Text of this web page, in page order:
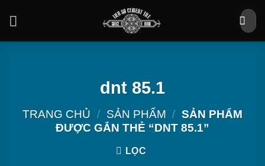
Tìm
kiếm:
dnt 85.1
TRANG CHỦ / SẢN PHẨM / SẢN PHẨM
ĐƯỢC GẮN THẺ “DNT 85.1”
LỌC